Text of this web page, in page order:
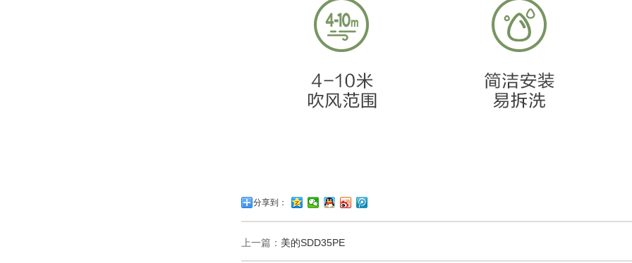
分享到：
上一篇： 美的SDD35PE